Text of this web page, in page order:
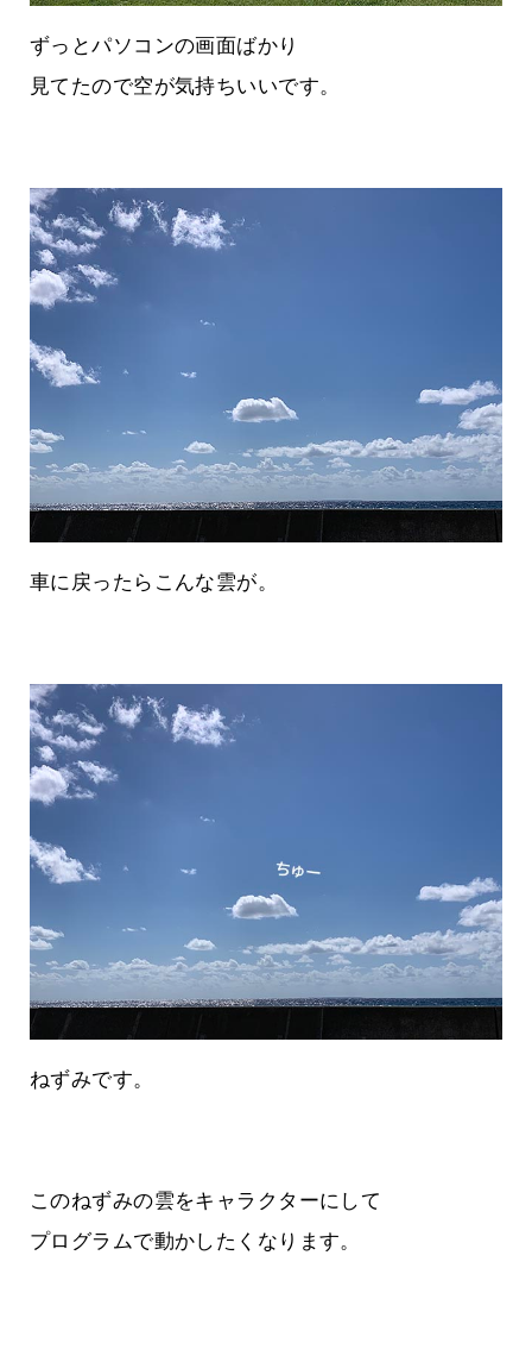
ずっとパソコンの画面ばかり
見てたので空が気持ちいいです。
車に戻ったらこんな雲が。
ねずみです。
このねずみの雲をキャラクターにして
プログラムで動かしたくなります。